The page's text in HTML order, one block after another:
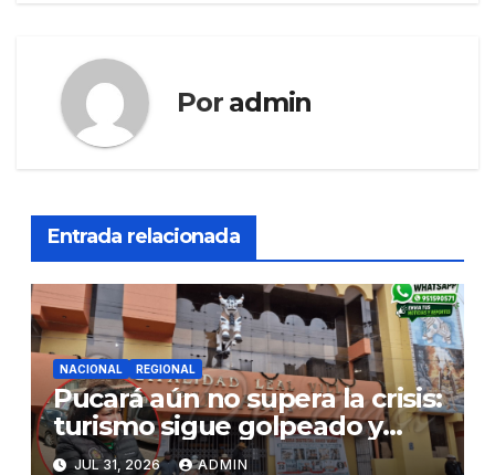
Por admin
Entrada relacionada
NACIONAL REGIONAL
Pucará aún no supera la crisis:
turismo sigue golpeado y
alcaldesa exige al nuevo
JUL 31, 2026 ADMIN